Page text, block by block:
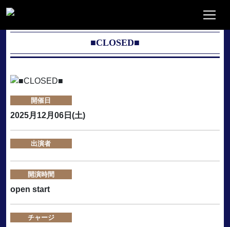
■CLOSED■
開催日
2025月12月06日(土)
出演者
開演時間
open start
チャージ